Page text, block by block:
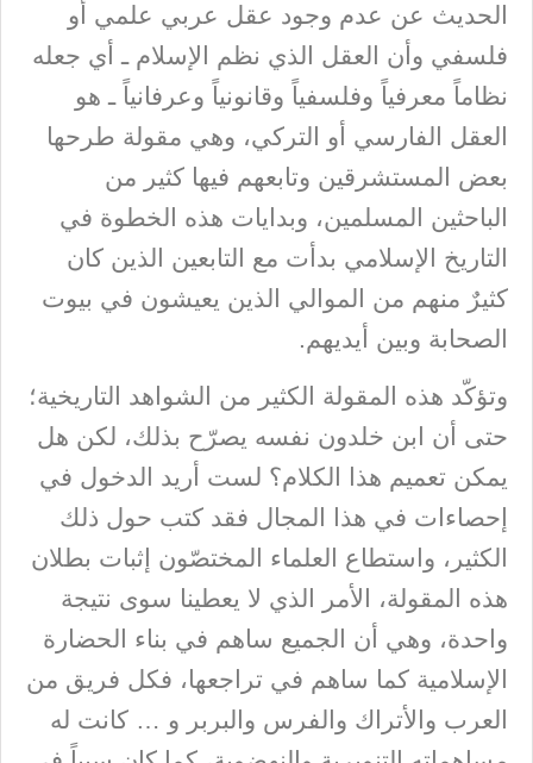
الحديث عن عدم وجود عقل عربي علمي أو
فلسفي وأن العقل الذي نظم الإسلام ـ أي جعله
نظاماً معرفياً وفلسفياً وقانونياً وعرفانياً ـ هو
العقل الفارسي أو التركي، وهي مقولة طرحها
بعض المستشرقين وتابعهم فيها كثير من
الباحثين المسلمين، وبدايات هذه الخطوة في
التاريخ الإسلامي بدأت مع التابعين الذين كان
كثيرٌ منهم من الموالي الذين يعيشون في بيوت
الصحابة وبين أيديهم.
وتؤكّد هذه المقولة الكثير من الشواهد التاريخية؛
حتى أن ابن خلدون نفسه يصرّح بذلك، لكن هل
يمكن تعميم هذا الكلام؟ لست أريد الدخول في
إحصاءات في هذا المجال فقد كتب حول ذلك
الكثير، واستطاع العلماء المختصّون إثبات بطلان
هذه المقولة، الأمر الذي لا يعطينا سوى نتيجة
واحدة، وهي أن الجميع ساهم في بناء الحضارة
الإسلامية كما ساهم في تراجعها، فكل فريق من
العرب والأتراك والفرس والبربر و … كانت له